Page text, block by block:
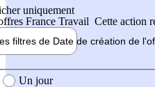
uniquement
France Travail Cette action
filtres de Date de création de
création de l'offre
Un jour